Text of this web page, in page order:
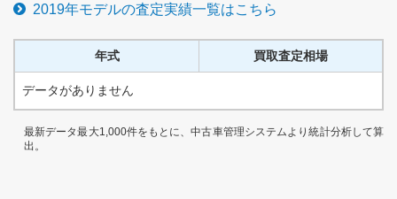
2019年モデルの査定実績一覧はこちら
年式 買取査定相場
データがありません
最新データ最大1,000件をもとに、中古車管理システムより統計分析して算
出。